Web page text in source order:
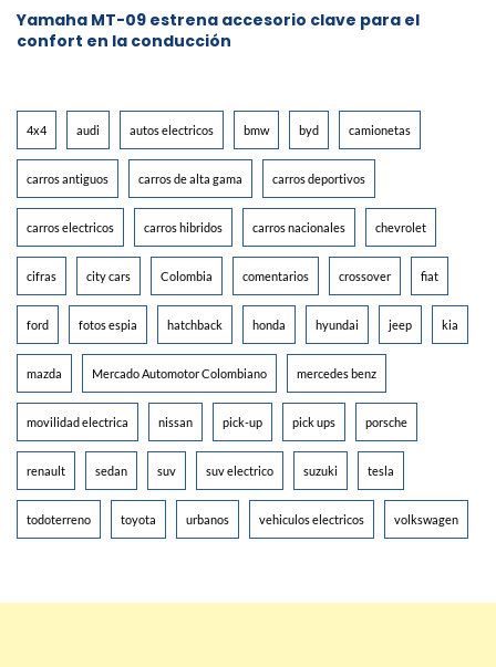
Yamaha MT-09 estrena accesorio clave para el
confort en la conducción
4x4 audi autos electricos bmw byd camionetas
carros antiguos carros de alta gama carros deportivos
carros electricos carros hibridos carros nacionales chevrolet
cifras city cars Colombia comentarios crossover fiat
ford fotos espia hatchback honda hyundai jeep kia
mazda Mercado Automotor Colombiano mercedes benz
movilidad electrica nissan pick-up pick ups porsche
renault sedan suv suv electrico suzuki tesla
todoterreno toyota urbanos vehiculos electricos volkswagen